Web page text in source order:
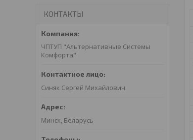
КОНТАКТЫ
ЧПТУП "Альтернативные Системы
Комфорта"
Синяк Сергей Михайлович
Минск, Беларусь